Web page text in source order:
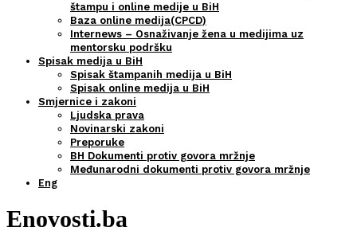
štampu i online medije u BiH
Baza online medija(CPCD)
Internews – Osnaživanje žena u medijima uz
mentorsku podršku
Spisak medija u BiH
Spisak štampanih medija u BiH
Spisak online medija u BiH
Smjernice i zakoni
Ljudska prava
Novinarski zakoni
Preporuke
BH Dokumenti protiv govora mržnje
Međunarodni dokumenti protiv govora mržnje
Eng
Enovosti.ba